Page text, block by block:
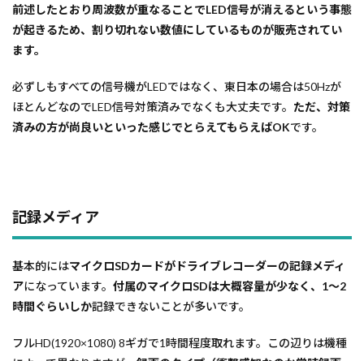
前述したとおり周波数が重なることでLED信号が消えるという事態
が起きるため、割り切れない数値にしているものが販売されてい
ます。
必ずしもすべての信号機がLEDではなく、東日本の場合は50Hzが
ほとんどなのでLED信号対策済みでなくも大丈夫です。 ただ、対策
済みの方が尚良いといった感じでとらえてもらえばOKです。
記録メディア
基本的にはマイクロSDカードがドライブレコーダーの記録メディ
アになっています。 付属のマイクロSDは大概容量が少なく、1～2
時間ぐらいしか記録できないことが多いです。
フルHD(1920×1080) 8ギガで1時間程度取れます。この辺りは機種